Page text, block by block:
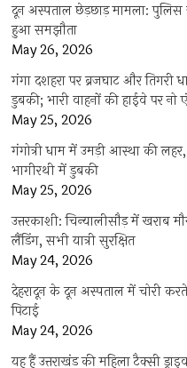
दून अस्पताल छेड़छाड़ मामला:
हुआ समझौता
May 26, 2026
गंगा दशहरा पर ब्रजघाट और तिगरी
डुबकी; भारी वाहनों की हाईवे पर नो
May 25, 2026
गंगोत्री धाम में उमड़ी आस्था की
भागीरथी में डुबकी
May 25, 2026
उत्तरकाशी: चिन्यालीसौड़ में
लैंडिंग, सभी यात्री सुरक्षित
May 24, 2026
देहरादून के दून अस्पताल में चोरी
पिटाई
May 24, 2026
यह हैं उत्तराखंड की महिला टैक्सी